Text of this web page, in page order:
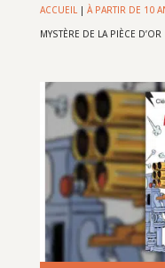
ACCUEIL| À PARTIR DE 10
MYSTÈRE DE LA PIÈCE D’OR